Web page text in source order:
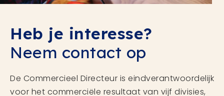
Heb je interesse?
Neem contact op
De Commercieel Directeur is eindverantwoordelijk
voor het commerciële resultaat van vijf divisies,